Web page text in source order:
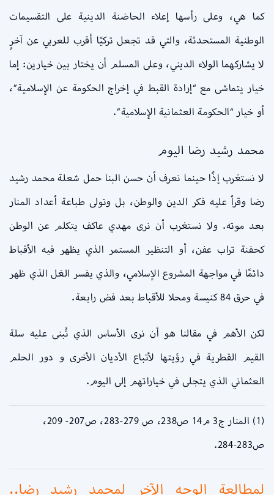
كما هي، وعلى رأسها إعلاء الحاضنة الدينية على التقسيمات
الوطنية المستحدثة، والتي قد تجعل تركيًا أقرب للعربي عن آخرٍ
لا يشاركهما الولاء الديني، وعلى المسلم أن يختار بين خيارين: إما
خيار يتماشى مع “إرادة القبط في إخراج الحكومة عن الإسلامية”،
أو خيار “الحكومة العثمانية الإسلامية”.
محمد رشيد رضا اليوم
لا نستغرب إذًا حينما نعرف أن حسن البنا حمل شعلة محمد رشيد
رضا وقرأ عليه فكر الدين والوطن، بل وتولى طباعة أعداد المنار
بعد موته. ولا نستغرب أن نرى مهدي عاكف يتكلم عن الوطن
كحفنة تراب عفن، أو التنظير المستمر الذي يظهر فيه الأقباط
دائمًا في مواجهة المشروع الإسلامي، والذي يفسر الغل الذي ظهر
في حرق 84 كنيسة ومحلا للأقباط بعد فض رابعة.
لكن الأهم في مقالنا هو أن نرى الأساس الذي تُبنى عليه سلة
القيم القطرية في رؤيتها لأتباع الأديان الأخرى و دور الحلم
العثماني الذي يتجلى في خياراتهم إلى اليوم.
(1) المنار ج3 م14 ص238،
ص 279-283، ص207- 209،
ص283-284.
لمطالعة الوجه الآخر لمحمد رشيد رضا..